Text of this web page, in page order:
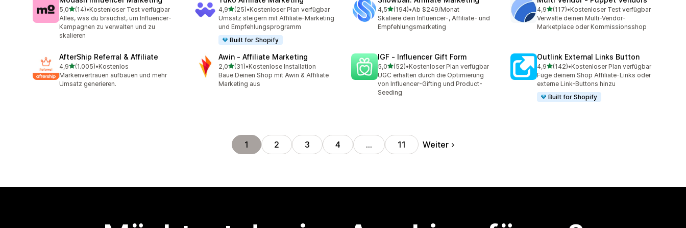
5,0von 5 Sternen
(14)
14 Rezensionen insgesamt
•Kostenloser Test verfügbar
Alles, was du brauchst, um Influencer-
Kampagnen zu verwalten und zu
skalieren
4,9von 5 Sternen
(25)
25 Rezensionen insgesamt
•Kostenloser Plan verfügbar
Umsatz steigern mit Affiliate-Marketing
und Empfehlungsprogramm
Built for Shopify
4,5von 5 Sternen
(194)
194 Rezensionen insgesamt
•Ab $249/Monat
Skaliere dein Influencer-, Affiliate- und
Empfehlungsmarketing
4,9von 5 Sternen
(117)
117 Rezensionen insgesamt
•Kostenloser Test verfügbar
Verwalte deinen Multi-Vendor-
Marketplace oder Kommissionsshop
AfterShip Referral & Affiliate
4,9von 5 Sternen
(1.005)
1005 Rezensionen insgesamt
•Kostenlos
Markenvertrauen aufbauen und mehr
Umsatz generieren.
Awin ‑ Affiliate Marketing
2,0von 5 Sternen
(31)
31 Rezensionen insgesamt
•Kostenlose Installation
Baue Deinen Shop mit Awin & Affiliate
Marketing aus
IGF ‑ Influencer Gift Form
5,0von 5 Sternen
(52)
52 Rezensionen insgesamt
•Kostenloser Plan verfügbar
UGC erhalten durch die Optimierung
von Influencer-Gifting und Product-
Seeding
Outlink External Links Button
4,9von 5 Sternen
(142)
142 Rezensionen insgesamt
•Kostenloser Plan verfügbar
Füge deinem Shop Affiliate-Links oder
externe Link-Buttons hinzu
Built for Shopify
1 2 3 4 … 11 Weiter